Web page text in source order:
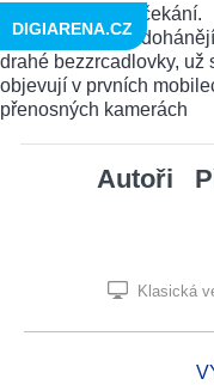
DIGIARENA.CZ
Autoři
Klasická